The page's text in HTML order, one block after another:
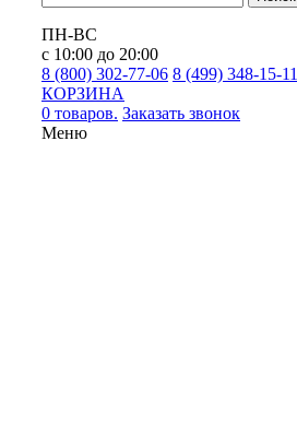
ПН-ВС
с 10:00 до 20:00
8 (800) 302-77-06 8 (499) 348-15-11
КОРЗИНА
0 товаров. Заказать звонок
Меню